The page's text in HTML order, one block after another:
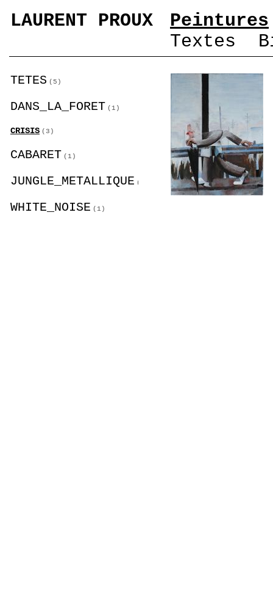
LAURENT PROUX
Peintures
Textes
TETES (5)
DANS_LA_FORET (1)
CRISIS (3)
CABARET (1)
JUNGLE_METALLIQUE (7)
WHITE_NOISE (1)